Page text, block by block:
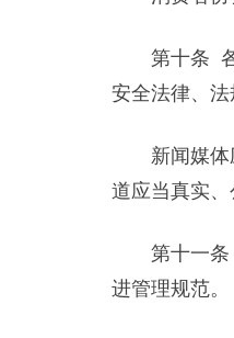
第十条 各
安全法律、
新闻媒体应
道应当真实、
第十一条
进管理规范。